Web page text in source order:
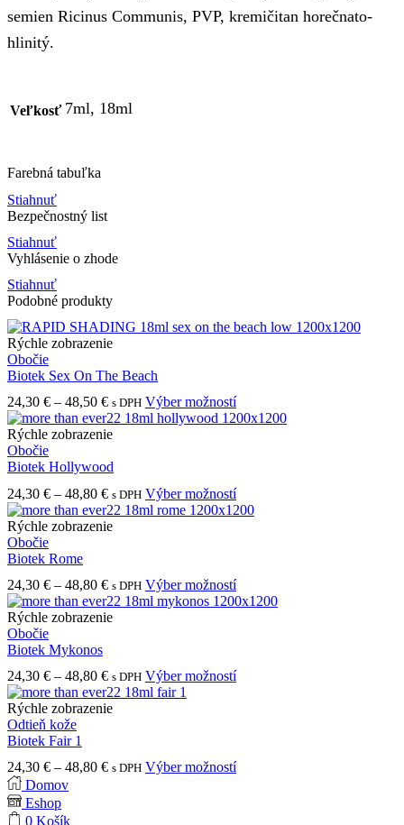
semien Ricinus Communis, PVP, kremičitan horečnato-
hlinitý.
Veľkosť 7ml, 18ml
Farebná tabuľka
Stiahnuť
Bezpečnostný list
Stiahnuť
Vyhlásenie o zhode
Stiahnuť
Podobné produkty
Rýchle zobrazenie
Obočie
Biotek Sex On The Beach
24,30 € – 48,50 €Price
range:
24,30 €
48,50 €
s DPH Výber možnostíTento
produkt
si
môžete
produktu.
Rýchle zobrazenie
Obočie
Biotek Hollywood
24,30 € – 48,80 €Price
range:
24,30 €
s DPH Výber možnostíTento
produkt
si
môžete
produktu.
Rýchle zobrazenie
Obočie
Biotek Rome
24,30 € – 48,80 €Price
range:
24,30 €
s DPH Výber možnostíTento
produkt
si
produktu.
Rýchle zobrazenie
Obočie
Biotek Mykonos
24,30 € – 48,80 €Price
range:
24,30 €
s DPH Výber možnostíTento
si
Rýchle zobrazenie
Odtieň kože
Biotek Fair 1
24,30 € – 48,80 €Price
s DPH Výber možnostíTento
Domov
Eshop
0 Košík